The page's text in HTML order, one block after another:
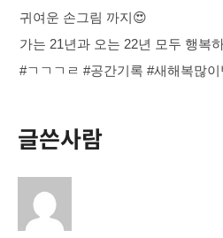
귀여운 손그림 까지😍
가는 21년과 오는 22년 모두 행복
#ㄱㄱㄱㄹ #공간기록 #새해복많이
글쓴사람